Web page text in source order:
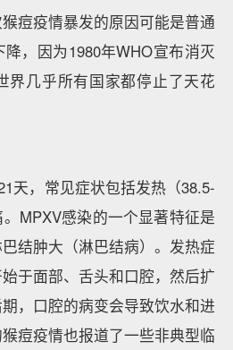
痘疫情暴发的原因可能是普通
，因为1980年WHO宣布消灭
界几乎所有国家都停止了天花
天，常见症状包括发热（38.5-
MPXV感染的一个显著特征是
结肿大（淋巴结病）。发热症
于面部、舌头和口腔，然后扩
，口腔的病变会导致饮水和进
痘疫情也报道了一些非典型临